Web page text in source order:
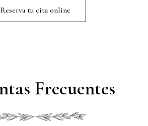
Reserva tu cita online
Frecuentes